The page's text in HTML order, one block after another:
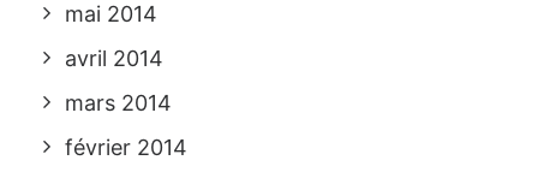
mai 2014
avril 2014
mars 2014
février 2014